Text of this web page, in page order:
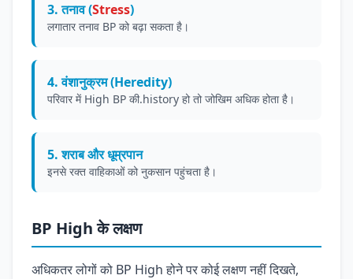
3. तनाव (Stress)
लगातार तनाव BP को बढ़ा सकता है।
4. वंशानुक्रम (Heredity)
परिवार में High BP की.history हो तो जोखिम अधिक होता है।
5. शराब और धूम्रपान
इनसे रक्त वाहिकाओं को नुकसान पहुंचता है।
BP High के लक्षण
अधिकतर लोगों को BP High होने पर कोई लक्षण नहीं दिखते,